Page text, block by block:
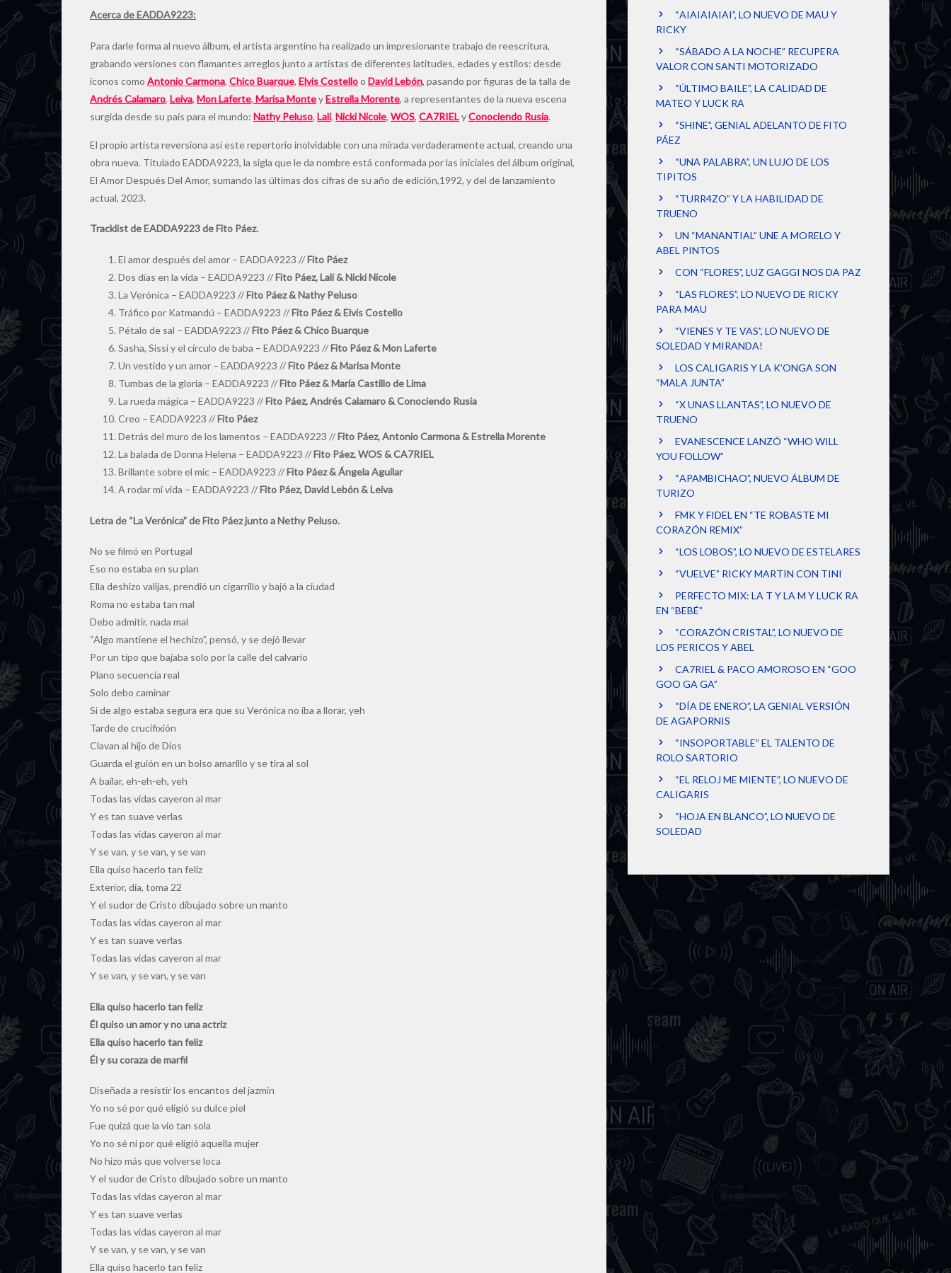
Acerca de EADDA9223:
Para darle forma al nuevo álbum, el artista argentino ha realizado un impresionante trabajo de reescritura,
grabando versiones con flamantes arreglos junto a artistas de diferentes latitudes, edades y estilos: desde
íconos como Antonio Carmona, Chico Buarque, Elvis Costelloo David Lebón, pasando por figuras de la talla de
Andrés Calamaro, Leiva, Mon Laferte, Marisa MonteyEstrella Morente, a representantes de la nueva escena
surgida desde su país para el mundo: Nathy Peluso, Lali, Nicki Nicole, WOS, CA7RIELyConociendo Rusia.
El propio artista reversiona así este repertorio inolvidable con una mirada verdaderamente actual, creando una
obra nueva. Titulado EADDA9223, la sigla que le da nombre está conformada por las iniciales del álbum original,
El Amor Después Del Amor, sumando las últimas dos cifras de su año de edición,1992, y del de lanzamiento
actual, 2023.
Tracklist de EADDA9223 de Fito Páez.
El amor después del amor – EADDA9223 //Fito Páez
Dos días en la vida – EADDA9223 //Fito Páez, Lali & Nicki Nicole
La Verónica – EADDA9223 //Fito Páez & Nathy Peluso
Tráfico por Katmandú – EADDA9223 //Fito Páez & Elvis Costello
Pétalo de sal – EADDA9223 //Fito Páez & Chico Buarque
Sasha, Sissi y el círculo de baba – EADDA9223 //Fito Páez & Mon Laferte
Un vestido y un amor – EADDA9223 //Fito Páez & Marisa Monte
Tumbas de la gloria – EADDA9223 //Fito Páez & María Castillo de Lima
La rueda mágica – EADDA9223 //Fito Páez, Andrés Calamaro & Conociendo Rusia
Creo – EADDA9223 //Fito Páez
Detrás del muro de los lamentos – EADDA9223 //Fito Páez, Antonio Carmona & Estrella Morente
La balada de Donna Helena – EADDA9223 //Fito Páez, WOS & CA7RIEL
Brillante sobre el mic – EADDA9223 //Fito Páez & Ángela Aguilar
A rodar mi vida – EADDA9223 //Fito Páez, David Lebón & Leiva
Letra de “La Verónica” de Fito Páez junto a Nethy Peluso.
No se filmó en Portugal
Eso no estaba en su plan
Ella deshizo valijas, prendió un cigarrillo y bajó a la ciudad
Roma no estaba tan mal
Debo admitir, nada mal
“Algo mantiene el hechizo”, pensó, y se dejó llevar
Por un tipo que bajaba solo por la calle del calvario
Plano secuencia real
Solo debo caminar
Si de algo estaba segura era que su Verónica no iba a llorar, yeh
Tarde de crucifixión
Clavan al hijo de Dios
Guarda el guión en un bolso amarillo y se tira al sol
A bailar, eh-eh-eh, yeh
Todas las vidas cayeron al mar
Y es tan suave verlas
Todas las vidas cayeron al mar
Y se van, y se van, y se van
Ella quiso hacerlo tan feliz
Exterior, día, toma 22
Y el sudor de Cristo dibujado sobre un manto
Todas las vidas cayeron al mar
Y es tan suave verlas
Todas las vidas cayeron al mar
Y se van, y se van, y se van
Ella quiso hacerlo tan feliz
Él quiso un amor y no una actriz
Ella quiso hacerlo tan feliz
Él y su coraza de marfil
Diseñada a resistir los encantos del jazmín
Yo no sé por qué eligió su dulce piel
Fue quizá que la vio tan sola
Yo no sé ni por qué eligió aquella mujer
No hizo más que volverse loca
Y el sudor de Cristo dibujado sobre un manto
Todas las vidas cayeron al mar
Y es tan suave verlas
Todas las vidas cayeron al mar
Y se van, y se van, y se van
Ella quiso hacerlo tan feliz
“AIAIAIAIAI”, LO NUEVO DE MAU Y
RICKY
“SÁBADO A LA NOCHE” RECUPERA
VALOR CON SANTI MOTORIZADO
“ÚLTIMO BAILE”, LA CALIDAD DE
MATEO Y LUCK RA
“SHINE”, GENIAL ADELANTO DE FITO
PÁEZ
“UNA PALABRA”, UN LUJO DE LOS
TIPITOS
“TURR4ZO” Y LA HABILIDAD DE
TRUENO
UN “MANANTIAL” UNE A MORELO Y
ABEL PINTOS
CON “FLORES”, LUZ GAGGI NOS DA PAZ
“LAS FLORES”, LO NUEVO DE RICKY
PARA MAU
“VIENES Y TE VAS”, LO NUEVO DE
SOLEDAD Y MIRANDA!
LOS CALIGARIS Y LA K’ONGA SON
“MALA JUNTA”
“X UNAS LLANTAS”, LO NUEVO DE
TRUENO
EVANESCENCE LANZÓ “WHO WILL
YOU FOLLOW”
“APAMBICHAO”, NUEVO ÁLBUM DE
TURIZO
FMK Y FIDEL EN “TE ROBASTE MI
CORAZÓN REMIX”
“LOS LOBOS”, LO NUEVO DE ESTELARES
“VUELVE” RICKY MARTIN CON TINI
PERFECTO MIX: LA T Y LA M Y LUCK RA
EN “BEBÉ”
“CORAZÓN CRISTAL”, LO NUEVO DE
LOS PERICOS Y ABEL
CA7RIEL & PACO AMOROSO EN “GOO
GOO GA GA”
“DÍA DE ENERO”, LA GENIAL VERSIÓN
DE AGAPORNIS
“INSOPORTABLE” EL TALENTO DE
ROLO SARTORIO
“EL RELOJ ME MIENTE”, LO NUEVO DE
CALIGARIS
“HOJA EN BLANCO”, LO NUEVO DE
SOLEDAD